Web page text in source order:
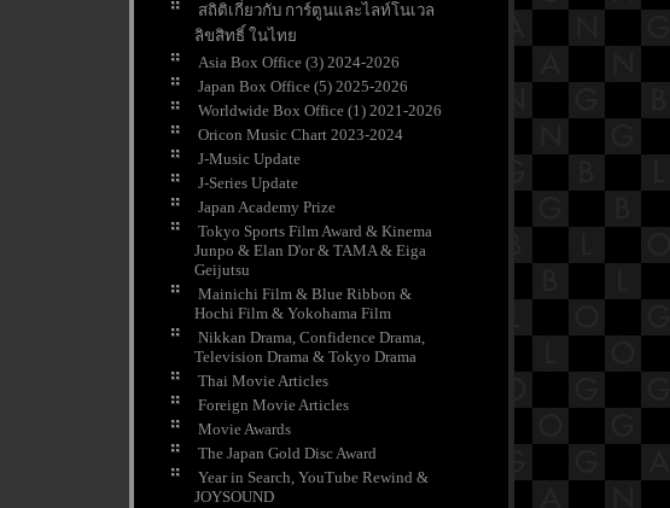
สถิติเกี่ยวกับ การ์ตูนและไลท์โนเวล
ลิขสิทธิ์ ในไท
Asia Box Office (3) 2024-2026
Japan Box Office (5) 2025-2026
Worldwide Box Office (1) 2021-2026
Oricon Music Chart 2023-2024
J-Music Update
J-Series Update
Japan Academy Prize
Tokyo Sports Film Award & Kinema
Junpo & Elan D'or & TAMA & Eiga
Geijutsu
Mainichi Film & Blue Ribbon &
Hochi Film & Yokohama Film
Nikkan Drama, Confidence Drama,
Television Drama & Tokyo Drama
Thai Movie Articles
Foreign Movie Articles
Movie Awards
The Japan Gold Disc Award
Year in Search, YouTube Rewind &
JOYSOUND